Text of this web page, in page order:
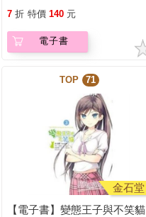
7 折 特價 140 元
電子書
TOP 71
金石堂
【電子書】變態王子與不笑貓